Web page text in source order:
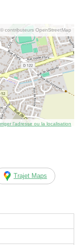
© contributeurs OpenStreetMap
l’adresse ou la localisation
Trajet Maps